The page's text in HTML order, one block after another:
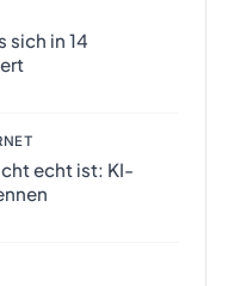
sich in 14
echt ist: KI-